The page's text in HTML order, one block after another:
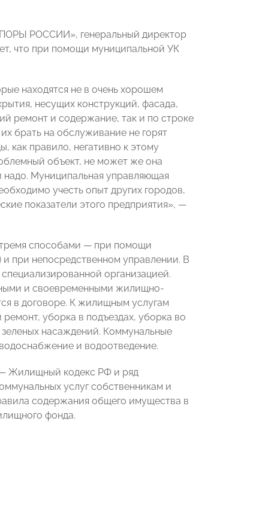
РОССИИ», генеральный директор
что при помощи муниципальной УК
находятся не в очень хорошем
несущих конструкций, фасада,
ремонт и содержание, так и по строке
брать на обслуживание не горят
как правило, негативно к этому
объект, не может же она
Муниципальная управляющая
учесть опыт других городов,
показатели этого предприятия», —
способами — при помощи
при непосредственном управлении. В
организацией.
и своевременными жилищно-
в договоре. К жилищным услугам
уборка в подъездах, уборка во
насаждений. Коммунальные
и водоотведение.
— Жилищный кодекс РФ и ряд
услуг собственникам и
содержания общего имущества в
фонда.